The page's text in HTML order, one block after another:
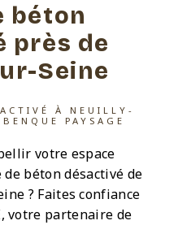
béton
près de
Seine
À NEUILLY-
PAYSAGE
votre espace
béton désactivé de
? Faites confiance
votre partenaire de